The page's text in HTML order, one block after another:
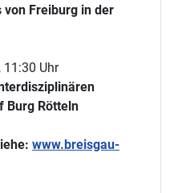
von Freiburg in der
Uhr
Burg Rötteln
www.breisgau-